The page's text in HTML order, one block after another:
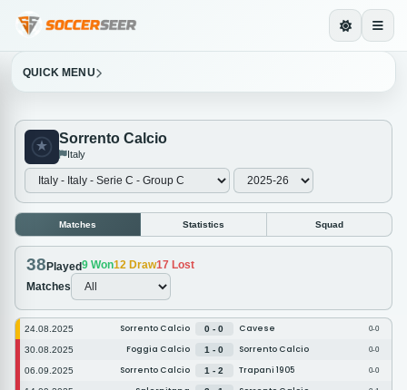
QUICK MENU
Sorrento Calcio
Italy
Matches Statistics Squad
38 Played9 Won12 Draw17 Lost
Matches
24.08.2025 Sorrento Calcio 0 - 0 Cavese 0-0
30.08.2025 Foggia Calcio 1 - 0 Sorrento Calcio 0-0
06.09.2025 Sorrento Calcio 1 - 2 Trapani 1905 0-0